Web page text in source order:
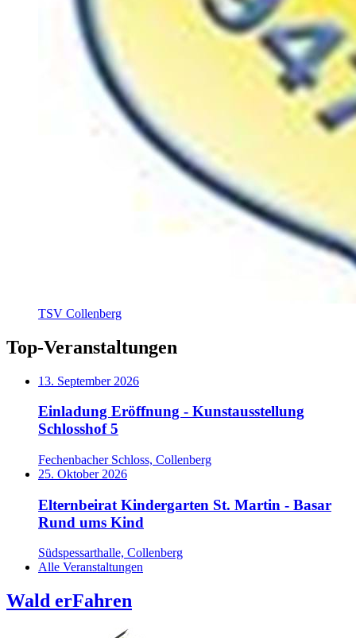
TSV Collenberg
Top-Veranstaltungen
13. September 2026
Einladung Eröffnung - Kunstausstellung
Schlosshof 5
Fechenbacher Schloss, Collenberg
25. Oktober 2026
Elternbeirat Kindergarten St. Martin - Basar
Rund ums Kind
Südspessarthalle, Collenberg
Alle Veranstaltungen
Wald erFahren